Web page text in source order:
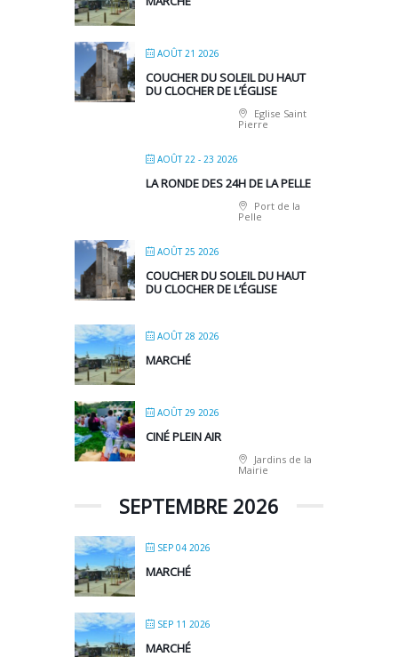
AOÛT 21 2026
COUCHER DU SOLEIL DU HAUT
DU CLOCHER DE L’ÉGLISE
Eglise Saint
Pierre
AOÛT 22 - 23 2026
LA RONDE DES 24H DE LA PELLE
Port de la
Pelle
AOÛT 25 2026
COUCHER DU SOLEIL DU HAUT
DU CLOCHER DE L’ÉGLISE
AOÛT 28 2026
MARCHÉ
AOÛT 29 2026
CINÉ PLEIN AIR
Jardins de la
Mairie
SEPTEMBRE 2026
SEP 04 2026
MARCHÉ
SEP 11 2026
MARCHÉ